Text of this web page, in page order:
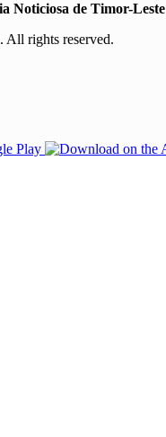
Noticiosa de Timor-Leste
rights reserved.